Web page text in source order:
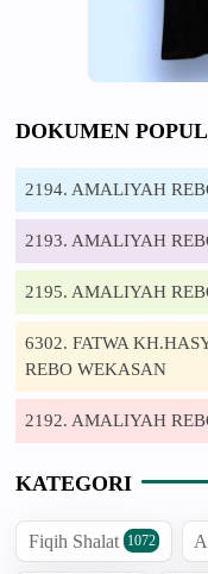
DOKUMEN
2194. AMALIYAH
2193. AMALIYAH
2195. AMALIYAH
6302. FATWA
REBO WEKASAN
2192. AMALIYAH
KATEGORI
Fiqih Shalat 1072